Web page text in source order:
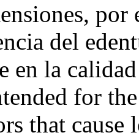
por
del
en la
for
that